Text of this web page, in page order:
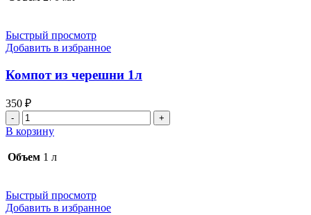
Быстрый просмотр
Добавить в избранное
Компот из черешни 1л
350 ₽
Количество
товара
Компот
из
В корзину
Объем 1 л
Быстрый просмотр
Добавить в избранное